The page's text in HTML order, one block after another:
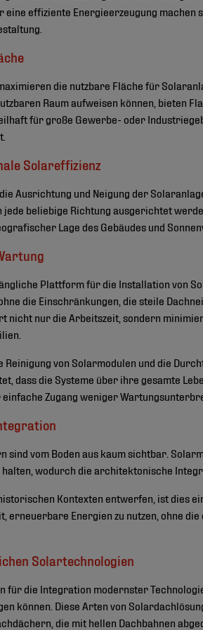
effiziente Energieerzeugung machen
die nutzbare Fläche für
Raum aufweisen können, bieten
für große Gewerbe- oder
Solareffizienz
Ausrichtung und Neigung der
beliebige Richtung ausgerichtet
Lage des Gebäudes und
Plattform für die Installation von
die Einschränkungen, die steile
nicht nur die Arbeitszeit, sondern
von Solarmodulen und die
dass die Systeme über ihre gesamte
Zugang weniger
sind vom Boden aus kaum sichtbar.
wodurch die architektonische
Kontexten entwerfen, ist dies
Energien zu nutzen, ohne
Solartechnologien
für die Integration modernster
können. Diese Arten von
die mit hellen Dachbahnen